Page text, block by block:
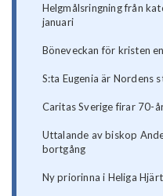
Helgmålsringning från
januari
Böneveckan för kristen
S:ta Eugenia är Nordens
Caritas Sverige firar 70-
Uttalande av biskop
bortgång
Ny priorinna i Heliga